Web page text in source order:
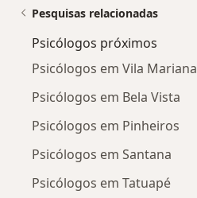
Pesquisas relacionadas
Psicólogos próximos
Psicólogos em Vila Mariana
Psicólogos em Bela Vista
Psicólogos em Pinheiros
Psicólogos em Santana
Psicólogos em Tatuapé